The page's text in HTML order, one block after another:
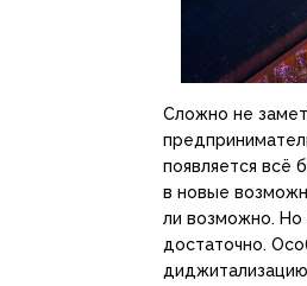
Сложно не
появляется всё
в новые
ли возможно. Но
достаточно.